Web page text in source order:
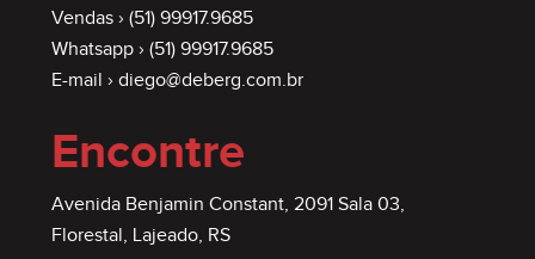
Vendas › (51) 99917.9685
Whatsapp › (51) 99917.9685
E-mail › diego@deberg.com.br
Encontre
Avenida Benjamin Constant, 2091 Sala 03,
Florestal, Lajeado, RS